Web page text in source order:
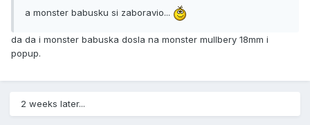
a monster babusku si zaboravio...
da da i monster babuska dosla na monster mullbery 18mm i
popup.
2 weeks later...